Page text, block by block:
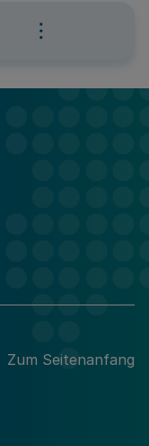
Zum Seitenanfang